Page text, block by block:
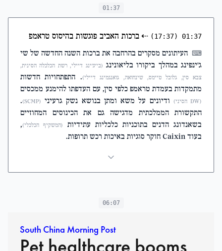
01:37
01:37
(17:37)
⇠ברכות האביב פוגשות בהיסוס טראמפ
⌨ העיתונים מסקרים בהרחבה את ברכות השנה החדשה של שי
ג'ינפינג במהלך ביקורו בליאונינג (בייג'ינג דיילי, רשת הכלכלה הסינית,
צבא סין, גלובל טיימס, שינחואה, גואנגמינג דיילי). התפתחויות חדשות
מתמקדות בעמדת טראמפ כלפי סין, עם העדפתו להימנע ממכסים
(DW הסיני) ודיונים על משא ומתן בנושא נשק גרעיני (SCMP)
.
התקשורת הממלכתית מדגישה גם את הכינוסים המחוזיים
בשאנדונג הדנים בתוכניות כלכליות עתידיות
(המשקיף הכלכלי),
בעוד Caixin חוקר סוגיות באיכות רכש תרופות.
06:07
South China Morning Post